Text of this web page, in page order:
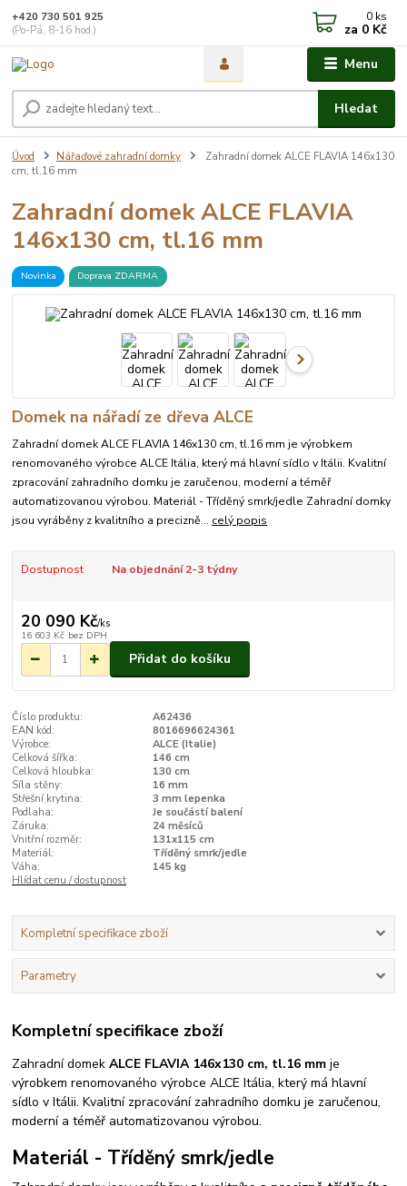
Menu
Hledat
+420 730 501 925
(Po-Pá, 8-16 hod.)
0 ks
za 0 Kč
Úvod Nářaďové zahradní domky
Zahradní domek ALCE FLAVIA 146x130
cm, tl.16 mm
Zahradní domek ALCE FLAVIA
146x130 cm, tl.16 mm
Novinka Doprava ZDARMA
Domek na nářadí ze dřeva ALCE
Zahradní domek ALCE FLAVIA 146x130 cm, tl.16 mm je výrobkem
renomovaného výrobce ALCE Itália, který má hlavní sídlo v Itálii. Kvalitní
zpracování zahradního domku je zaručenou, moderní a téměř
automatizovanou výrobou. Materiál - Tříděný smrk/jedle Zahradní domky
jsou vyráběny z kvalitního a precizně... celý popis
Dostupnost Na objednání 2-3 týdny
20 090 Kč/ks
16 603 Kč bez DPH
Přidat do košíku
Číslo produktu:
A62436
EAN kód:
8016696624361
Výrobce:
ALCE (Italie)
Celková šířka:
146 cm
Celková hloubka:
130 cm
Síla stěny:
16 mm
Střešní krytina:
3 mm lepenka
Podlaha:
Je součástí balení
Záruka:
24 měsíců
Vnitřní rozměr:
131x115 cm
Materiál:
Tříděný smrk/jedle
Váha:
145 kg
Hlídat cenu / dostupnost
Kompletní specifikace zboží
Parametry
Kompletní specifikace zboží
Zahradní domekALCE FLAVIA146x130 cm, tl.16 mmje
výrobkem renomovaného výrobce ALCE Itália, který má hlavní
sídlo v Itálii. Kvalitní zpracování zahradního domku je zaručenou,
moderní a téměř automatizovanou výrobou.
Materiál - Tříděný smrk/jedle